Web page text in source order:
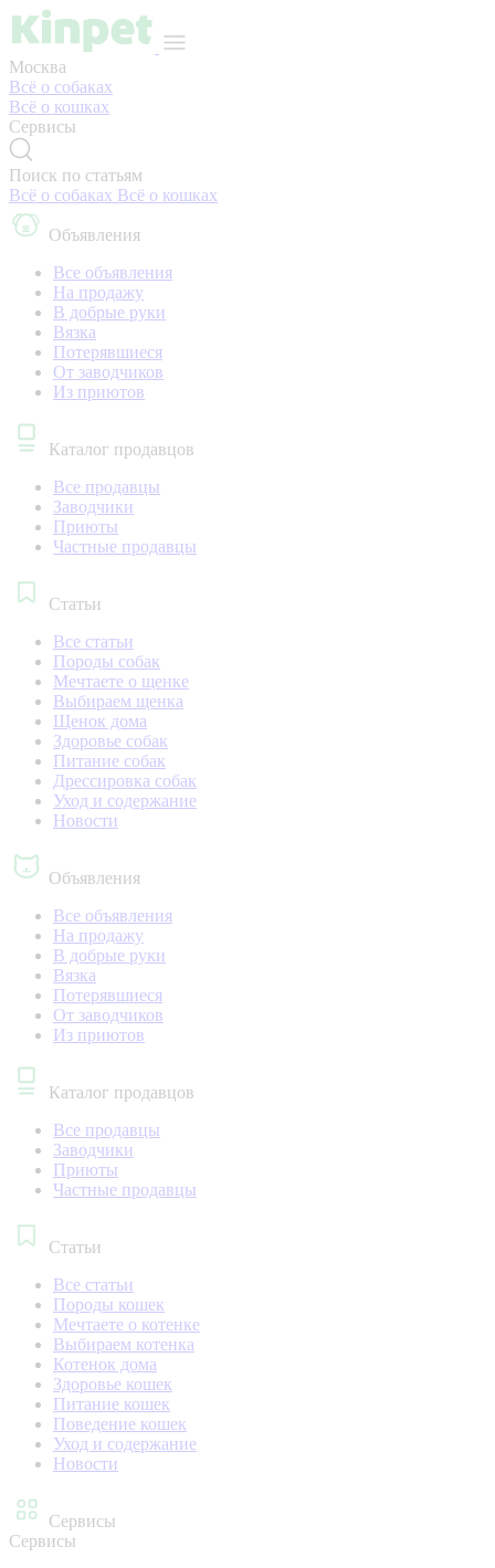
Москва
Всё о собаках
Всё о кошках
Сервисы
Поиск по статьям
Всё о собаках Всё о кошках
Объявления
Все объявления
На продажу
В добрые руки
Вязка
Потерявшиеся
От заводчиков
Из приютов
Каталог продавцов
Все продавцы
Заводчики
Приюты
Частные продавцы
Статьи
Все статьи
Породы собак
Мечтаете о щенке
Выбираем щенка
Щенок дома
Здоровье собак
Питание собак
Дрессировка собак
Уход и содержание
Новости
Объявления
Все объявления
На продажу
В добрые руки
Вязка
Потерявшиеся
От заводчиков
Из приютов
Каталог продавцов
Все продавцы
Заводчики
Приюты
Частные продавцы
Статьи
Все статьи
Породы кошек
Мечтаете о котенке
Выбираем котенка
Котенок дома
Здоровье кошек
Питание кошек
Поведение кошек
Уход и содержание
Новости
Сервисы
Сервисы